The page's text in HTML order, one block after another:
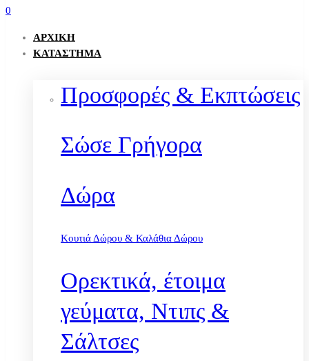
0
ΑΡΧΙΚΉ
ΚΑΤΆΣΤΗΜΑ
Προσφορές & Εκπτώσεις
Σώσε Γρήγορα
Δώρα
Κουτιά Δώρου & Καλάθια Δώρου
Ορεκτικά, έτοιμα
γεύματα, Ντιπς &
Σάλτσες